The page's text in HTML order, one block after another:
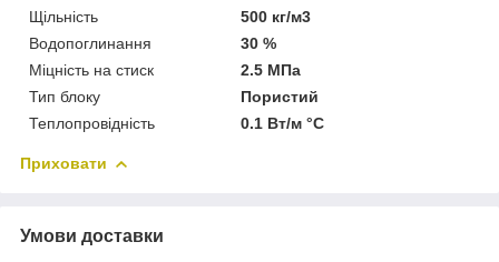
Щільність
500 кг/м3
Водопоглинання
30 %
Міцність на стиск
2.5 МПа
Тип блоку
Пористий
Теплопровідність
0.1 Вт/м °С
Приховати
Умови доставки